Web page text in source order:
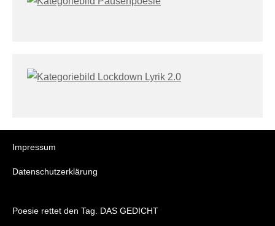
Impressum
Datenschutzerklärung
Poesie rettet den Tag. DAS GEDICHT